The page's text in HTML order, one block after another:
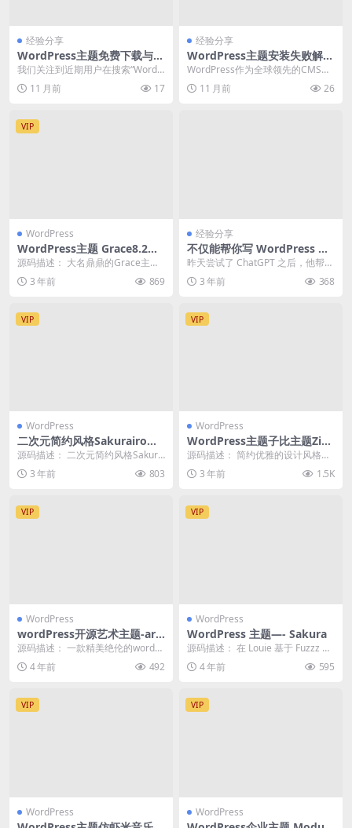
经验分享
WordPress主题免费下载与安
全配置实践
我们关注到近期用户在搜索“WordP
ress主题免费”相关问题时，普遍集
中在如何...
11 月前 17
经验分享
WordPress主题安装失败解决
方法及常见问题处理
WordPress作为全球领先的CMS平
台，其主题安装是构建个性化网站
的基础步骤...
11 月前 26
VIP
WordPress
WordPress主题 Grace8.2主
题去授权去后门版
源码描述： 大名鼎鼎的Grace主题
8.0去授权去后门，需要的可以试
用。Grac...
3 年前 869
经验分享
不仅能帮你写 WordPress 插
件，ChatGPT 还能一步一步
昨天尝试了 ChatGPT 之后，他帮我
写了一个插件，运行完全没有问
题，如果自己...
3 年前 368
VIP
WordPress
二次元简约风格Sakurairo主
题 WordPress主题模板源码
源码描述： 二次元简约风格Sakura
iro主题 WordPress主题模板源码...
3 年前 803
VIP
WordPress
WordPress主题子比主题Zibll
v6.9.2 免受权版
源码描述： 简约优雅的设计风格、
模块化组件、商城支付系统，全面
的前端功能、深度S...
3 年前 1.5K
VIP
WordPress
wordPress开源艺术主题-art
blog
源码描述： 一款精美绝伦的wordPr
ess开源 艺术主题，历时五年光阴
洗礼，每...
4 年前 492
VIP
WordPress
WordPress 主题—- Sakura
源码描述： 在 Louie 基于 Fuzzz 的
Akina 主题修改的主题 S...
4 年前 595
VIP
WordPress
VIP
WordPress